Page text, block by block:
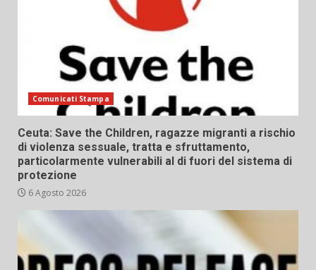
Comunicati Stampa
Ceuta: Save the Children, ragazze migranti a rischio
di violenza sessuale, tratta e sfruttamento,
particolarmente vulnerabili al di fuori del sistema di
protezione
6 Agosto 2026